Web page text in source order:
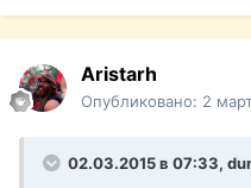
Aristarh
Опубликовано: 2
02.03.2015 в 07:33,